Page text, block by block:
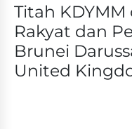
Titah KDYMM
Rakyat dan
Brunei
United